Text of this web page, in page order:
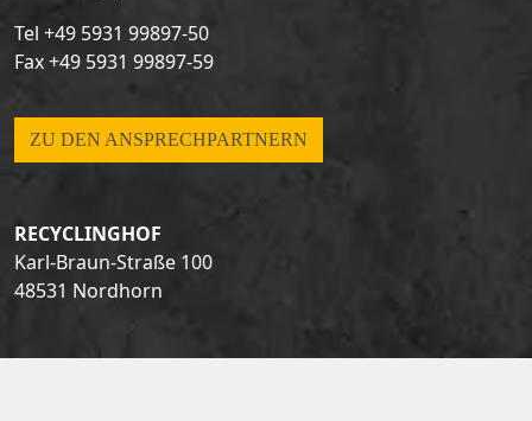
Tel +49 5931 99897-50
Fax +49 5931 99897-59
ZU DEN ANSPRECHPARTNERN
RECYCLINGHOF
Karl-Braun-Straße 100
48531 Nordhorn